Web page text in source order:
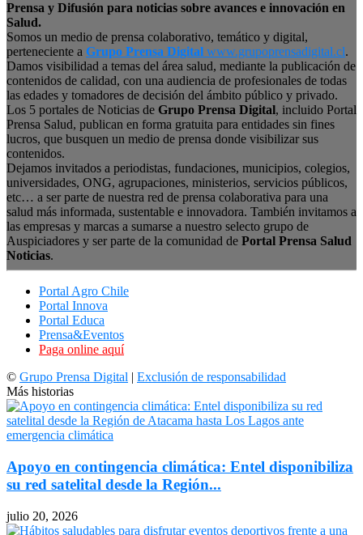
Prensa y Difusión para noticias sobre avances e innovación en
Salud.
Somos un medio de prensa colaborativo, temático y digital,
perteneciente a Grupo Prensa Digital www.grupoprensadigital.cl.
Damos visibilidad a temas del área salud, mediante la publicación de
contenidos de calidad, con una audiencia de profesionales de todas
las edades y tomadores de decisión del ámbito público y privado.
Los 5 portales de Noticias de Grupo Prensa Digital, incluido Portal
Prensa Salud, publican en forma gratuita para entidades sin fines
lucros, que busquen un medio de prensa donde visibilizar sus
contenidos.
Dejamos invitados a periodistas, fundaciones, municipios, colegios,
universidades, ONG, agrupaciones, ministerios, servicios públicos,
etc… a ser parte de nuestra red de prensa colaborativa para una
salud más informada, sustentable e innovadora. También invitamos a
las empresas y marcas a sumarse a nuestro selecto grupo de
Auspiciadores y ser parte de la comunidad de Portal Prensa Salud
Noticias.
Portal Agro Chile
Portal Innova
Portal Educa
Prensa&Eventos
Paga online aquí
© Grupo Prensa Digital | Exclusión de responsabilidad
Más historias
Apoyo en contingencia climática: Entel disponibiliza
su red satelital desde la Región...
julio 20, 2026